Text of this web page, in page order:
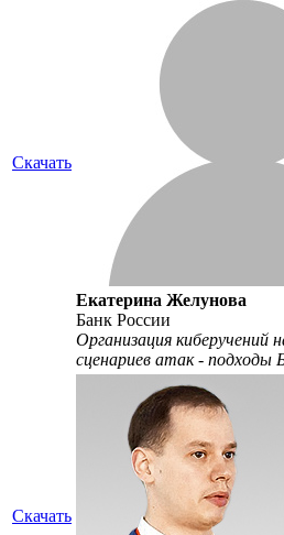
Скачать
Екатерина Желунова
Банк России
Организация киберучений
сценариев атак - подходы
Скачать